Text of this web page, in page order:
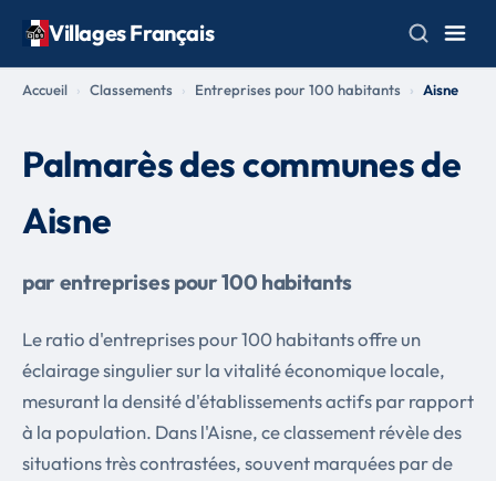
Villages Français
Accueil Classements Entreprises pour 100 habitants Aisne
Palmarès des communes de
Aisne
par entreprises pour 100 habitants
Le ratio d'entreprises pour 100 habitants offre un
éclairage singulier sur la vitalité économique locale,
mesurant la densité d'établissements actifs par rapport
à la population. Dans l'Aisne, ce classement révèle des
situations très contrastées, souvent marquées par de